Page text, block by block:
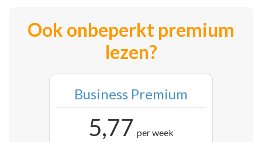
Ook onbeperkt premium
lezen?
Business Premium
5,77 per week